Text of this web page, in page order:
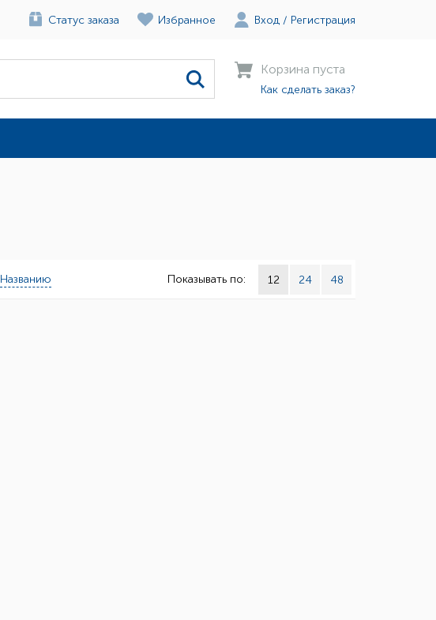
Статус заказа Избранное Вход / Регистрация
Корзина пуста
Как сделать заказ?
Названию Показывать по: 12 24 48